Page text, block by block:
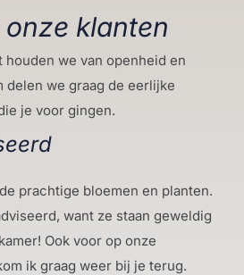
klanten
we van openheid en
delen we graag de eerlijke
je voor gingen.
prachtige bloemen en planten.
want ze staan geweldig
Ook voor op onze
ik graag weer bij je terug.